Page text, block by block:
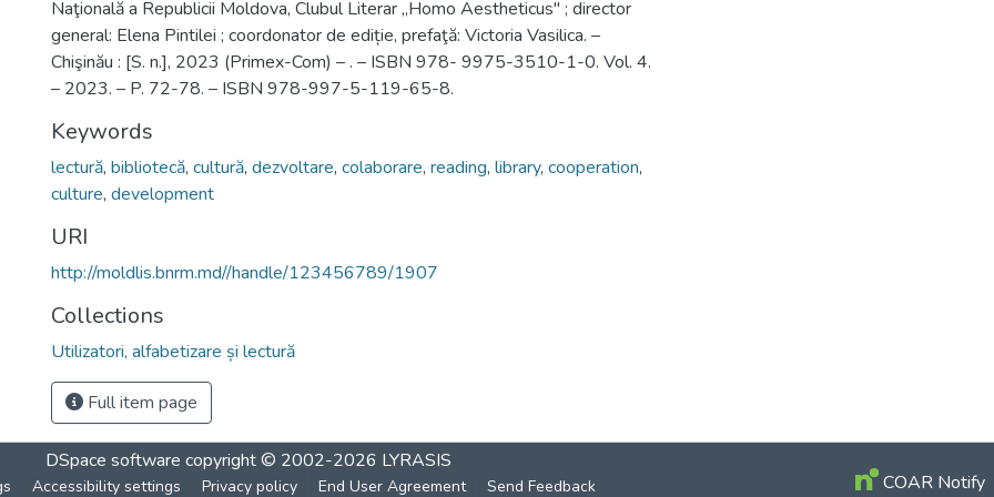
Naţională a Republicii Moldova, Clubul Literar „Homo Aestheticus" ; director
general: Elena Pintilei ; coordonator de ediție, prefaţă: Victoria Vasilica. –
Chişinău : [S. n.], 2023 (Primex-Com) – . – ISBN 978- 9975-3510-1-0. Vol. 4.
– 2023. – P. 72-78. – ISBN 978-997-5-119-65-8.
Keywords
lectură, bibliotecă, cultură, dezvoltare, colaborare, reading, library, cooperation,
culture, development
URI
http://moldlis.bnrm.md//handle/123456789/1907
Collections
Utilizatori, alfabetizare și lectură
Full item page
DSpace software copyright © 2002-2026 LYRASIS
Accessibility settings Privacy policy End User Agreement Send Feedback COAR Notify